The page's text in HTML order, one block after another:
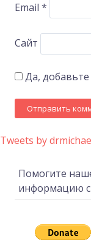
Email *
Сайт
Да, добавьте
Tweets by
Помогите
информацию с